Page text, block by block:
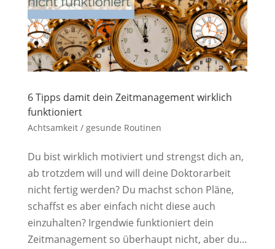
6 Tipps damit dein Zeitmanagement wirklich
funktioniert
Achtsamkeit / gesunde Routinen
Du bist wirklich motiviert und strengst dich an,
ab trotzdem will und will deine Doktorarbeit
nicht fertig werden? Du machst schon Pläne,
schaffst es aber einfach nicht diese auch
einzuhalten? Irgendwie funktioniert dein
Zeitmanagement so überhaupt nicht, aber du...